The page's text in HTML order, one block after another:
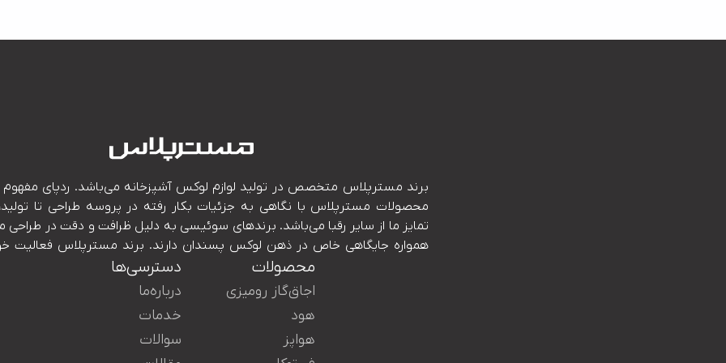
کند. از این رو خدمات پس از فروش ناب سرویس در تمامی نقاط ایران در کنار
محصولات
اجاق‌گاز رومیزی
هود
هواپز
دسترسی‌ها
درباره‌ما
خدمات
سوالات